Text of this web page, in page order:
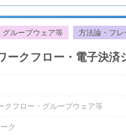
グループウェア等 方法論・フレ
ークフロー・電子決済
クフロー・グループウェア等
ク